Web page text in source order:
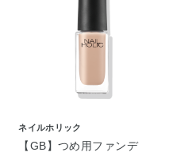
ネイルホリック
【GB】つめ用ファンデ